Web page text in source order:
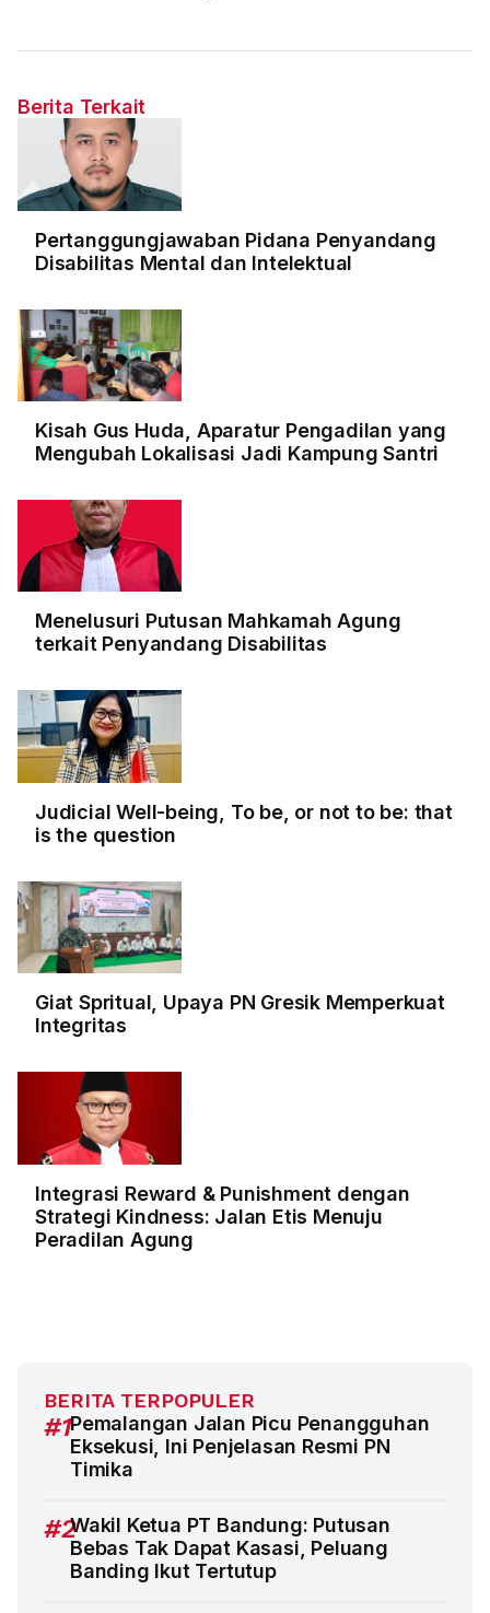
Berita Terkait
Pertanggungjawaban Pidana Penyandang
Disabilitas Mental dan Intelektual
Kisah Gus Huda, Aparatur Pengadilan yang
Mengubah Lokalisasi Jadi Kampung Santri
Menelusuri Putusan Mahkamah Agung
terkait Penyandang Disabilitas
Judicial Well-being, To be, or not to be: that
is the question
Giat Spritual, Upaya PN Gresik Memperkuat
Integritas
Integrasi Reward & Punishment dengan
Strategi Kindness: Jalan Etis Menuju
Peradilan Agung
BERITA TERPOPULER
#1Pemalangan Jalan Picu Penangguhan
Eksekusi, Ini Penjelasan Resmi PN
Timika
#2Wakil Ketua PT Bandung: Putusan
Bebas Tak Dapat Kasasi, Peluang
Banding Ikut Tertutup